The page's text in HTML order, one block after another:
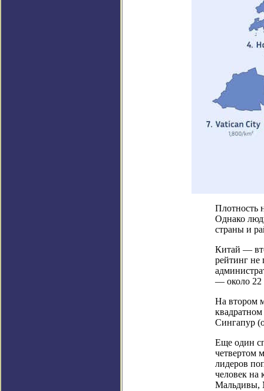
Плотность
Однако
страны и
Китай —
рейтинг не
— около 22
На втором
Сингапур
Еще один
четвертом
лидеров
человек на
Мальдивы,